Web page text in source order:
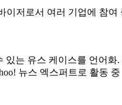
저로서 여러 기업에 참여
는 유스 케이스를 언어
뉴스 엑스퍼트로 활동 중